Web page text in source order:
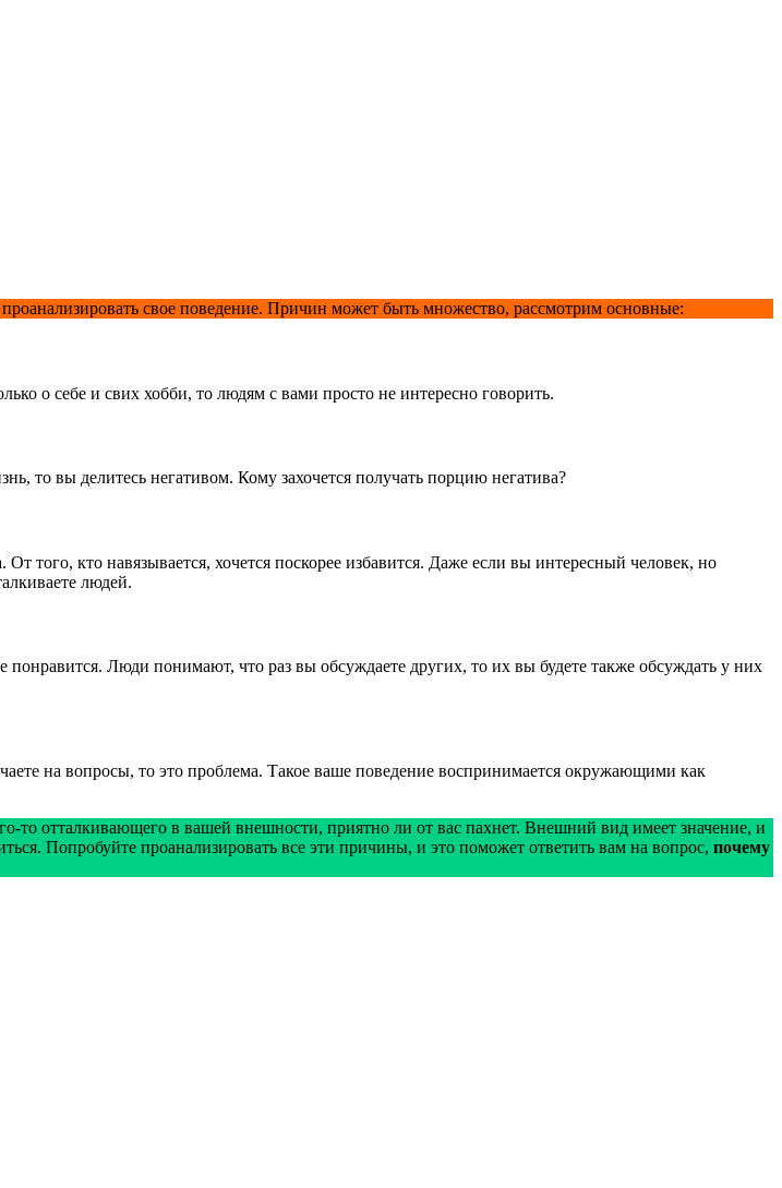
проанализировать свое поведение. Причин может быть множество, рассмотрим основные:
о себе и свих хобби, то людям с вами просто не интересно говорить.
то вы делитесь негативом. Кому захочется получать порцию негатива?
того, кто навязывается, хочется поскорее избавится. Даже если вы интересный человек, но
людей.
Люди понимают, что раз вы обсуждаете других, то их вы будете также обсуждать у них
на вопросы, то это проблема. Такое ваше поведение воспринимается окружающими как
отталкивающего в вашей внешности, приятно ли от вас пахнет. Внешний вид имеет значение, и
Попробуйте проанализировать все эти причины, и это поможет ответить вам на вопрос, почему